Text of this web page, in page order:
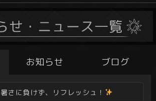
お知らせ ブログ
暑さに負けず、リフレッシュ！